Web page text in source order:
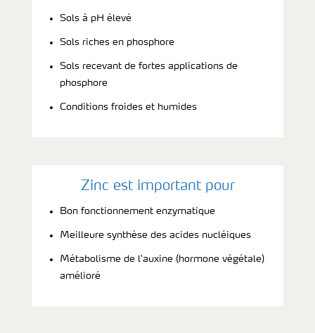
Sols à pH élevé
Sols riches en phosphore
Sols recevant de fortes applications de
phosphore
Conditions froides et humides
Zinc est important pour
Bon fonctionnement enzymatique
Meilleure synthèse des acides nucléiques
Métabolisme de l'auxine (hormone végétale)
amélioré